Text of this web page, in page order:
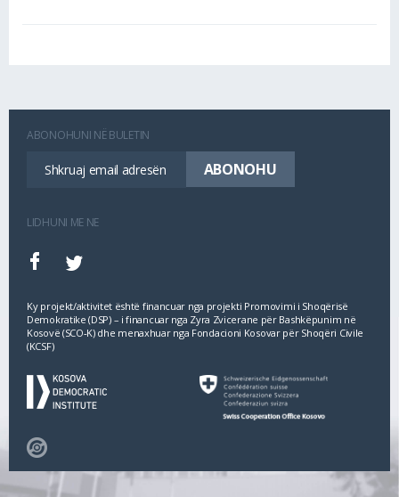
ABONOHUNI NË BULETIN
LIDHUNI ME NE
Ky projekt/aktivitet është financuar nga projekti Promovimi i Shoqërisë
Demokratike (DSP) – i financuar nga Zyra Zvicerane për Bashkëpunim në
Kosovë (SCO‐K) dhe menaxhuar nga Fondacioni Kosovar për Shoqëri Civile
(KCSF)